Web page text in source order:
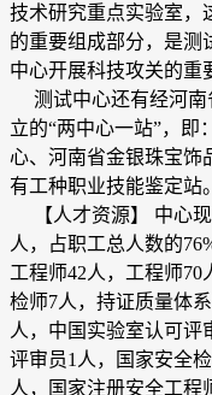
技术研究重点实验室，
的重要组成部分，是测
中心开展科技攻关的重
测试中心还有经河南
立的“两中心一站”，即
心、河南省金银珠宝饰
有工种职业技能鉴定站。
【人才资源】 中心现
人，占职工总人数的
工程师42人，工程师
检师7人，持证质量体
人，中国实验室认可评
评审员1人，国家安全
人，国家注册安全工程